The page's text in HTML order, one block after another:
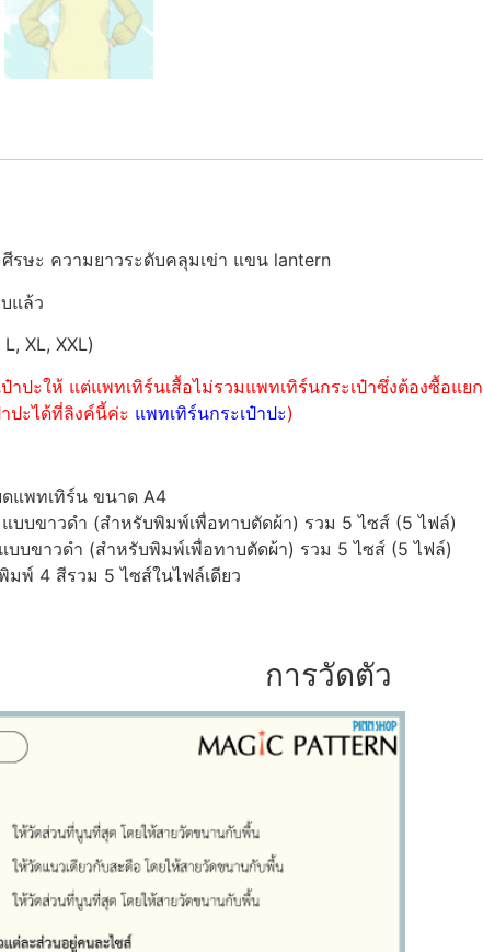
รษะ ความยาวระดับคลุมเข่า แขน lantern
แล้ว
XL, XXL)
ปะให้ แต่แพทเทิร์นเสื้อไม่รวมแพทเทิร์นกระเป๋าซึ่งต้องซื้อแ
ปะได้ที่ลิงค์นี้ค่ะ แพทเทิร์นกระเป๋าปะ)
ดแพทเทิร์น ขนาด A4
บบขาวดำ (สำหรับพิมพ์เพื่อทาบตัดผ้า) รวม 5 ไซส์ (5 ไฟล์)
บบขาวดำ (สำหรับพิมพ์เพื่อทาบตัดผ้า) รวม 5 ไซส์ (5 ไฟล์)
พ์ 4 สีรวม 5 ไซส์ในไฟล์เดียว
การวัดตัว